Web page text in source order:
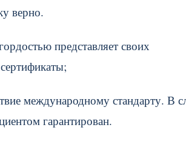
верно.
представляет своих
международному стандарту. В
гарантирован.